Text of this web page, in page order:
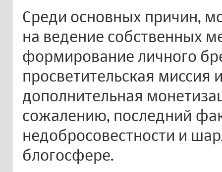
Среди основных причин,
на ведение собственных
формирование личного
просветительская миссия
дополнительная
сожалению, последний
недобросовестности и
блогосфере.